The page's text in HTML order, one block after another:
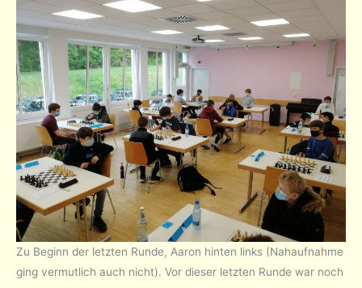
Zu Beginn der letzten Runde, Aaron hinten links (Nahaufnahme
ging vermutlich auch nicht). Vor dieser letzten Runde war noch